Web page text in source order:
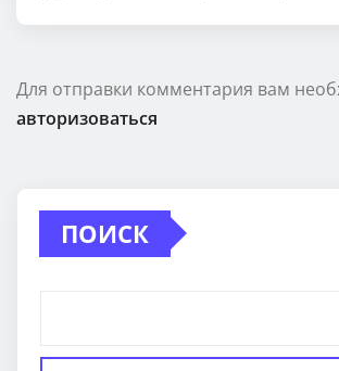
Для отправки комментария вам
авторизоваться
ПОИСК